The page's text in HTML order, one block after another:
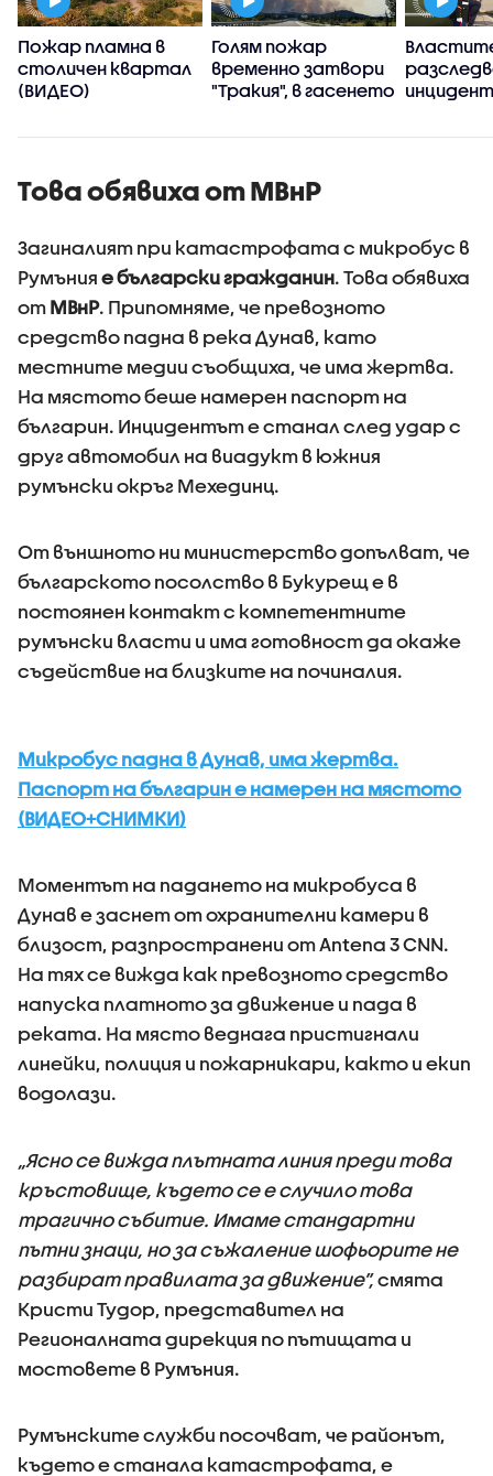
Пожар пламна в
столичен квартал
(ВИДЕО)
Голям пожар
временно затвори
"Тракия", в гасенето
хеликоптера
Тръмп и
Това обявиха от МВнР
Загиналият при катастрофата с микробус в
Румъния е български гражданин. Това обявиха
от МВнР. Припомняме, че превозното
средство падна в река Дунав, като
местните медии съобщиха, че има жертва.
На мястото беше намерен паспорт на
българин. Инцидентът е станал след удар с
друг автомобил на виадукт в южния
румънски окръг Мехединц.
От външното ни министерство допълват, че
българското посолство в Букурещ е в
постоянен контакт с компетентните
румънски власти и има готовност да окаже
съдействие на близките на починалия.
Микробус падна в Дунав, има жертва.
Паспорт на българин е намерен на мястото
(ВИДЕО+СНИМКИ)
Моментът на падането на микробуса в
Дунав е заснет от охранителни камери в
близост, разпространени от Antena 3 CNN.
На тях се вижда как превозното средство
напуска платното за движение и пада в
реката. На място веднага пристигнали
линейки, полиция и пожарникари, както и екип
водолази.
„Ясно се вижда плътната линия преди това
кръстовище, където се е случило това
трагично събитие. Имаме стандартни
пътни знаци, но за съжаление шофьорите не
разбират правилата за движение”,смята
Кристи Тудор, представител на
Регионалната дирекция по пътищата и
мостовете в Румъния.
Румънските служби посочват, че районът,
където е станала катастрофата, е